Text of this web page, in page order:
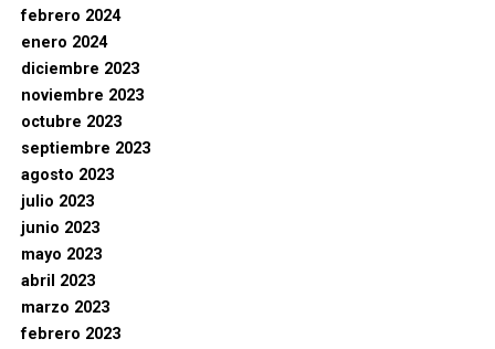
febrero 2024
enero 2024
diciembre 2023
noviembre 2023
octubre 2023
septiembre 2023
agosto 2023
julio 2023
junio 2023
mayo 2023
abril 2023
marzo 2023
febrero 2023